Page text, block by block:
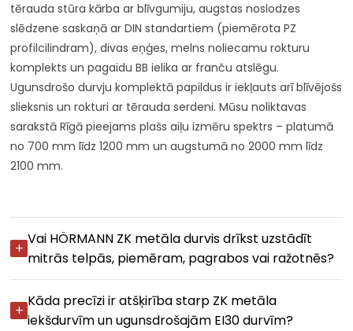
tērauda stūra kārba ar blīvgumiju, augstas noslodzes
slēdzene saskaņā ar DIN standartiem (piemērota PZ
profilcilindram), divas eņģes, melns noliecamu rokturu
komplekts un pagaidu BB ielika ar franču atslēgu.
Ugunsdrošo durvju komplektā papildus ir iekļauts arī blīvējošs
slieksnis un rokturi ar tērauda serdeni. Mūsu noliktavas
sarakstā Rīgā pieejams plašs aiļu izmēru spektrs – platumā
no 700 mm līdz 1200 mm un augstumā no 2000 mm līdz
2100 mm.
Vai HÖRMANN ZK metāla durvis drīkst uzstādīt
mitrās telpās, piemēram, pagrabos vai ražotnēs?
Kāda precīzi ir atšķirība starp ZK metāla
iekšdurvīm un ugunsdrošajām EI30 durvīm?